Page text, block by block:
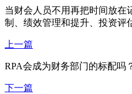
当财会人员不用再把时间放在
制、绩效管理和提升、投资评
上一篇
RPA会成为财务部门的标配吗
下一篇